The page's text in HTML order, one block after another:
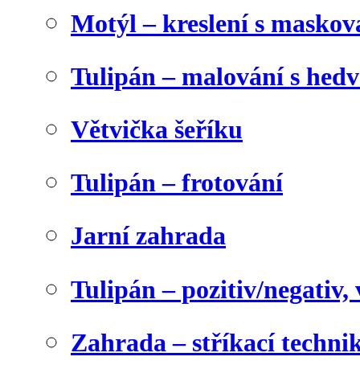
Motýl – kreslení s
Tulipán – malování s
Větvička šeříku
Tulipán – frotování
Jarní zahrada
Tulipán – pozitiv/negativ,
Zahrada – stříkací